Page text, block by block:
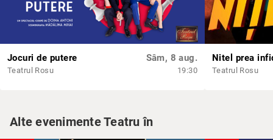
Jocuri de putere
Teatrul Rosu
Sâm, 8 aug.
19:30
Nitel prea
Teatrul Rosu
Alte evenimente Teatru în